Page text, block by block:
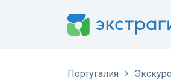
Португалия